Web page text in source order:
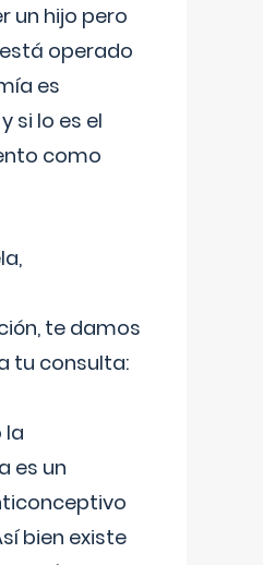
un hijo pero
operado
es
si lo es el
como
te damos
tu consulta:
la
es un
bien existe